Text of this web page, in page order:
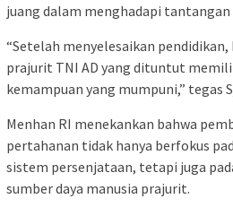
juang dalam menghadapi tantangan
“Setelah menyelesaikan
prajurit TNI AD yang dituntut
kemampuan yang mumpuni,” tegas
Menhan RI menekankan bahwa
pertahanan tidak hanya berfokus
sistem persenjataan, tetapi juga
sumber daya manusia prajurit.